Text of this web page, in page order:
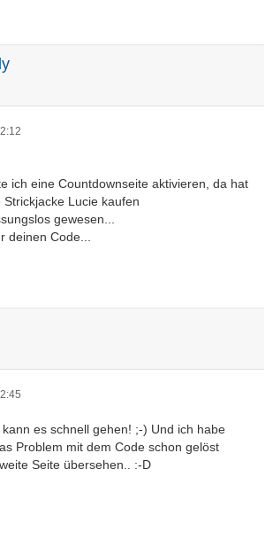
ich eine Countdownseite aktivieren, da hat
Lucie kaufen
gewesen...
deinen Code...
es schnell gehen! ;-) Und ich habe
Problem mit dem Code schon gelöst
Seite übersehen.. :-D